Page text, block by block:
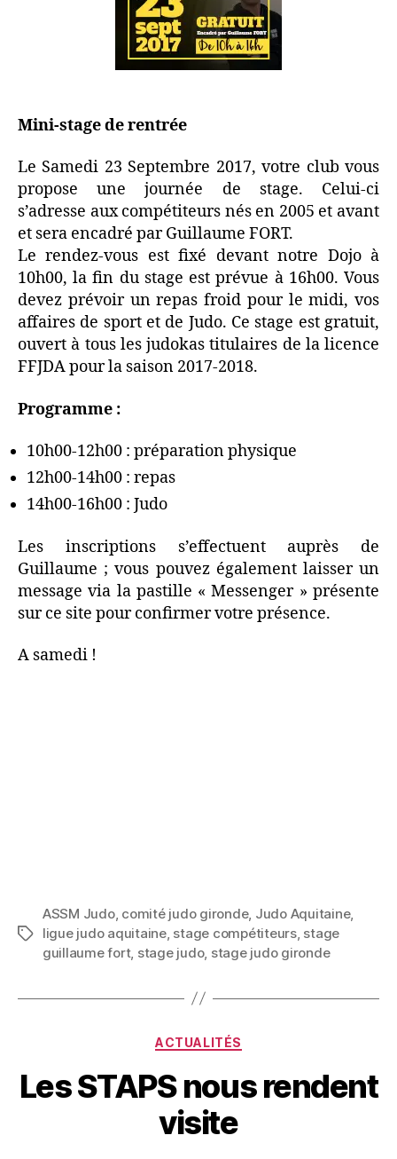
Mini-stage de rentrée
Le Samedi 23 Septembre 2017, votre club vous
propose une journée de stage. Celui-ci
s’adresse aux compétiteurs nés en 2005 et avant
et sera encadré par Guillaume FORT.
Le rendez-vous est fixé devant notre Dojo à
10h00, la fin du stage est prévue à 16h00. Vous
devez prévoir un repas froid pour le midi, vos
affaires de sport et de Judo. Ce stage est gratuit,
ouvert à tous les judokas titulaires de la licence
FFJDA pour la saison 2017-2018.
Programme :
10h00-12h00 : préparation physique
12h00-14h00 : repas
14h00-16h00 : Judo
Les inscriptions s’effectuent auprès de
Guillaume ; vous pouvez également laisser un
message via la pastille « Messenger » présente
sur ce site pour confirmer votre présence.
A samedi !
ASSM Judo, comité judo gironde, Judo Aquitaine,
ligue judo aquitaine, stage compétiteurs, stage
guillaume fort, stage judo, stage judo gironde
ACTUALITÉS
Les STAPS nous rendent
visite